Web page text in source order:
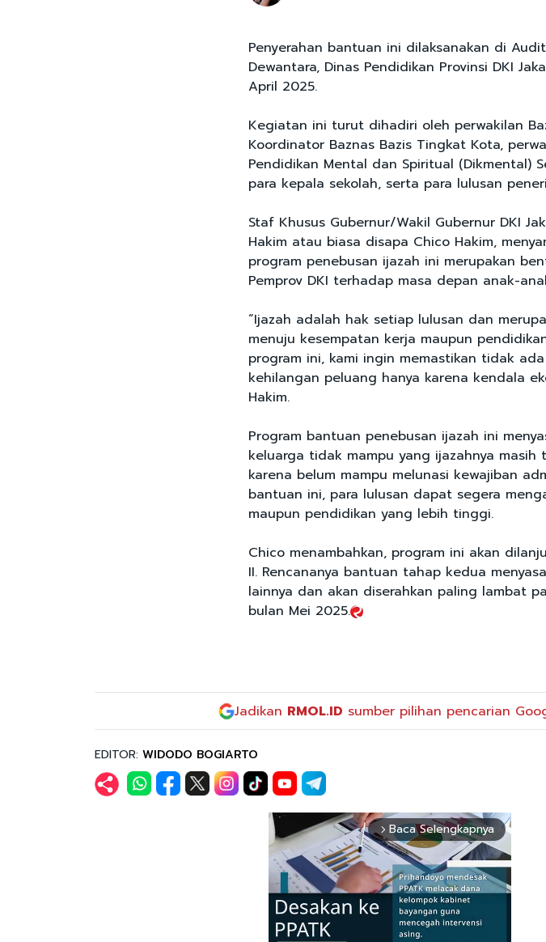
Penyerahan bantuan ini dilaksanakan di
Dewantara, Dinas Pendidikan Provinsi DKI
April 2025.
Kegiatan ini turut dihadiri oleh perwakilan
Koordinator Baznas Bazis Tingkat Kota,
Pendidikan Mental dan Spiritual (Dikmental)
para kepala sekolah, serta para lulusan
Staf Khusus Gubernur/Wakil Gubernur DKI
Hakim atau biasa disapa Chico Hakim,
program penebusan ijazah ini merupakan
Pemprov DKI terhadap masa depan anak-
“Ijazah adalah hak setiap lulusan dan
menuju kesempatan kerja maupun
program ini, kami ingin memastikan tidak
kehilangan peluang hanya karena kendala
Hakim.
Program bantuan penebusan ijazah ini
keluarga tidak mampu yang ijazahnya masih
karena belum mampu melunasi kewajiban
bantuan ini, para lulusan dapat segera
maupun pendidikan yang lebih tinggi.
Chico menambahkan, program ini akan
II. Rencananya bantuan tahap kedua
lainnya dan akan diserahkan paling lambat
bulan Mei 2025.
Jadikan RMOL.ID sumber pilihan pencarian
EDITOR: WIDODO BOGIARTO
arrow_forward_ios Baca Selengkapnya